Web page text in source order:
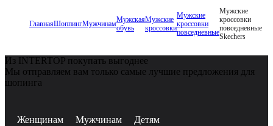
ГлавнаяШоппингМужчинамМужская
обувь
Мужские
кроссовки
Мужские
кроссовки
повседневные
Мужские
кроссовки
повседневные
Skechers
Из INTERTOP покупать выгоднее
Мы отправляем вам только самые лучшие предложения для
шопинга
Женщинам Мужчинам Детям